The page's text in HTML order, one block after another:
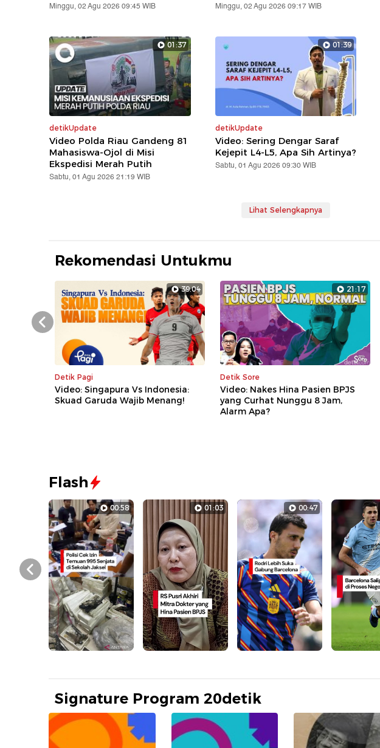
Minggu, 02 Agu 2026 09:45 WIB
Minggu, 02 Agu 2026 09:17 WIB
01:37
detikUpdate
Video Polda Riau Gandeng 81
Mahasiswa-Ojol di Misi
Ekspedisi Merah Putih
Sabtu, 01 Agu 2026 21:19 WIB
01:39
detikUpdate
Video: Sering Dengar Saraf
Kejepit L4-L5, Apa Sih Artinya?
Sabtu, 01 Agu 2026 09:30 WIB
Lihat Selengkapnya
Rekomendasi Untukmu
39:04
Detik Pagi
Video: Singapura Vs Indonesia:
Skuad Garuda Wajib Menang!
21:17
Detik Sore
Video: Nakes Hina Pasien BPJS
yang Curhat Nunggu 8 Jam,
Alarm Apa?
Prev
Flash
00:58 01:03 00:47
Prev
Signature Program 20detik